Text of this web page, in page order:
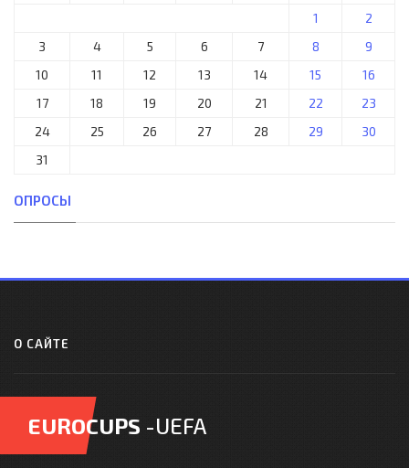
1
2
3
4 5 6 7 8
9
10
11 12 13 14 15
16
17
18 19 20 21 22
23
24
25 26 27 28 29
30
31
ОПРОСЫ
О САЙТЕ
EUROCUPS -UEFA